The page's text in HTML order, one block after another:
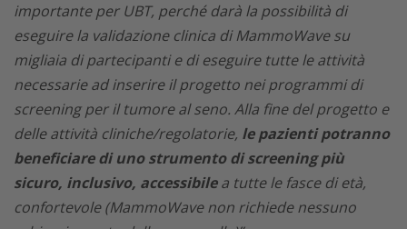
importante per UBT, perché darà la possibilità di
eseguire la validazione clinica di MammoWave su
migliaia di partecipanti e di eseguire tutte le attività
necessarie ad inserire il progetto nei programmi di
screening per il tumore al seno. Alla fine del progetto e
delle attività cliniche/regolatorie, le pazienti potranno
beneficiare di uno strumento di screening più
sicuro, inclusivo, accessibilea tutte le fasce di età,
confortevole (MammoWave non richiede nessuno